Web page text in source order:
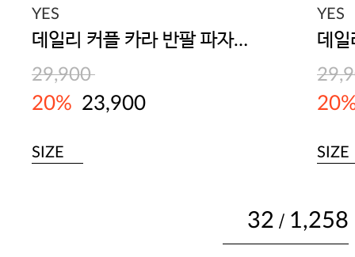
YES
데일리 커플 카라 반팔 파자마 세트(남녀공용) 피치
29,900
20% 23,900
SIZE
YES
SIZE
32 / 1,258